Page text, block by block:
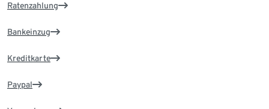
Ratenzahlung
Bankeinzug
Kreditkarte
Paypal